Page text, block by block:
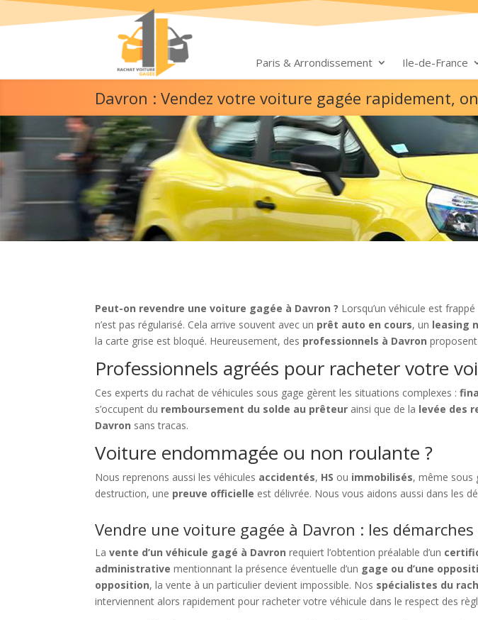
Paris & Arrondissement Ile-de-France
Davron : Vendez votre voiture gagée rapidement,
Peut-on revendre une voiture gagée à Davron ? Lorsqu’un véhicule est frappé
n’est pas régularisé. Cela arrive souvent avec un prêt auto en cours, un leasing
la carte grise est bloqué. Heureusement, des professionnels à Davron
Professionnels agréés pour racheter votre
Ces experts du rachat de véhicules sous gage gèrent les situations complexes :
s’occupent du remboursement du solde au prêteur ainsi que de la levée des
Davron sans tracas.
Voiture endommagée ou non roulante ?
Nous reprenons aussi les véhicules accidentés, HS ou immobilisés, même sous
destruction, une preuve officielle est délivrée. Nous vous aidons aussi dans les
Vendre une voiture gagée à Davron : les
Lavente d’un véhicule gagé à Davron requiert l’obtention préalable d’un
administrative mentionnant la présence éventuelle d’un gage ou d’une
opposition, la vente à un particulier devient impossible. Nos spécialistes du
interviennent alors rapidement pour racheter votre véhicule dans le respect des